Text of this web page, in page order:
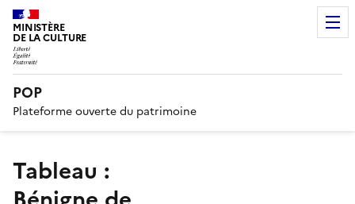
MINISTÈRE
DE LA CULTURE
POP
Plateforme ouverte du patrimoine
tableau :